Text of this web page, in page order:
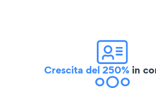
Crescita del 250% in